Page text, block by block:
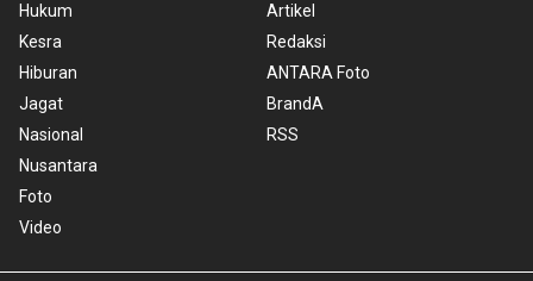
Hukum
Kesra
Hiburan
Jagat
Nasional
Nusantara
Foto
Video
Artikel
Redaksi
ANTARA Foto
BrandA
RSS